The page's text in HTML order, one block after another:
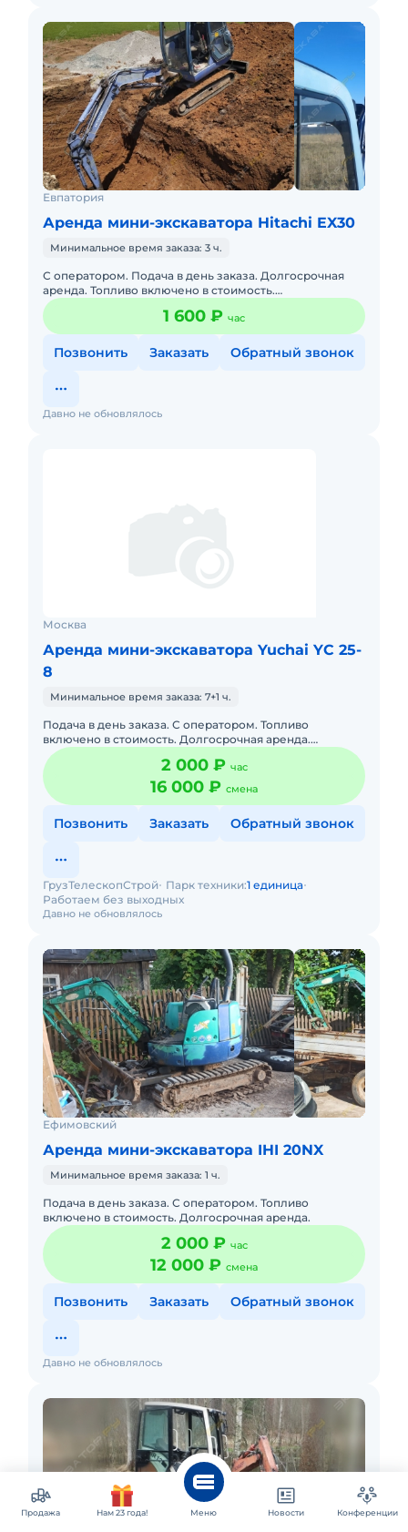
Евпатория
Аренда мини-экскаватора Hitachi EX30
Минимальное время заказа: 3 ч.
С оператором. Подача в день заказа. Долгосрочная
аренда. Топливо включено в стоимость.
Краткосрочная аренда. Сейчас свободна.
1 600 ₽ час
Позвонить Заказать Обратный звонок
Давно не обновлялось
Москва
Аренда мини-экскаватора Yuchai YC 25-
8
Минимальное время заказа: 7+1 ч.
Подача в день заказа. С оператором. Топливо
включено в стоимость. Долгосрочная аренда.
Доставка силами заказчика. Сейчас свободна.
Краткосрочная аренда. Техни
2 000 ₽ час
16 000 ₽ смена
Позвонить Заказать Обратный звонок
Давно не обновлялось
ГрузТелескопСтрой Парк техники:1 единица
Работаем без выходных
Ефимовский
Аренда мини-экскаватора IHI 20NX
Минимальное время заказа: 1 ч.
Подача в день заказа. С оператором. Топливо
включено в стоимость. Долгосрочная аренда.
2 000 ₽ час
12 000 ₽ смена
Позвонить Заказать Обратный звонок
Давно не обновлялось
Продажа Нам 23 года! Меню Новости Конференции